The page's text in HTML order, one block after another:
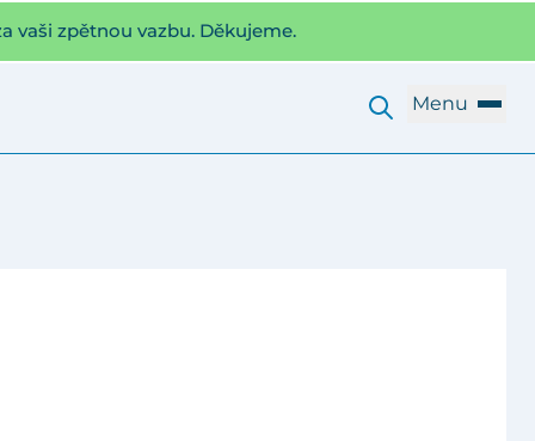
vaši zpětnou vazbu. Děkujeme.
Menu